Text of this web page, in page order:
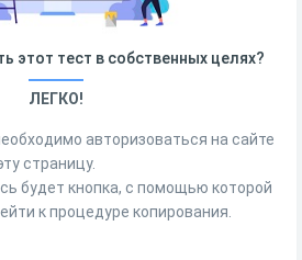
этот тест в собственных целях?
ЛЕГКО!
авторизоваться на сайте
страницу.
будет кнопка, с помощью которой
к процедуре копирования.